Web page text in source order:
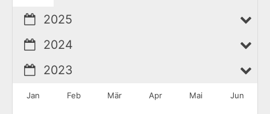
2025
2024
2023
Jan Feb Mär Apr Mai Jun